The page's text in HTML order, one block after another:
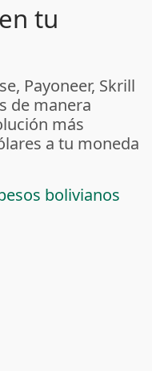
tu
Payoneer, Skrill
de manera
más
a tu moneda
bolivianos